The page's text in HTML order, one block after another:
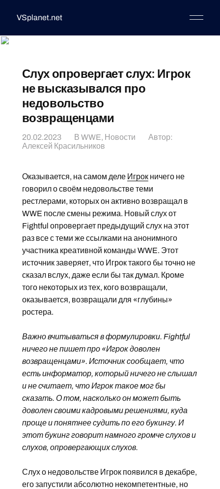
VSplanet.net
Слух опровергает слух: Игрок
не высказывался про
недовольство
возвращенцами
20.02.2023 В WWE, Новости
Автор:
Алексей Красильников
Оказывается, на самом деле Игрокничего не
говорил о своём недовольстве теми
рестлерами, которых он активно возвращал в
WWE после смены режима. Новый слух от
Fightful опровергает предыдущий слух на этот
раз все с теми же ссылками на анонимного
участника креативной команды WWE. Этот
источник заверяет, что Игрок такого бы точно не
сказал вслух, даже если бы так думал. Кроме
того некоторых из тех, кого возвращали,
оказывается, возвращали для «глубины»
ростера.
Важно вчитываться в формулировки. Fightful
ничего не пишет про «Игрок доволен
возвращенцами». Источник сообщает, что
есть информатор, который ничего не слышал
и не считает, что Игрок такое мог бы
сказать. О том, насколько он может быть
доволен своими кадровыми решениями, куда
проще и понятнее судить по его букингу. И
этот букинг говорит намного громче слухов и
слухов, опровергающих слухов.
Слух о недовольстве Игрок появился в декабре,
его запустили абсолютно некомпетентные, но